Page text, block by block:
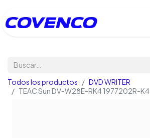
Todos los productos
DVD WRITER
TEAC Sun DV-W28E-RK4 1977202R-K4